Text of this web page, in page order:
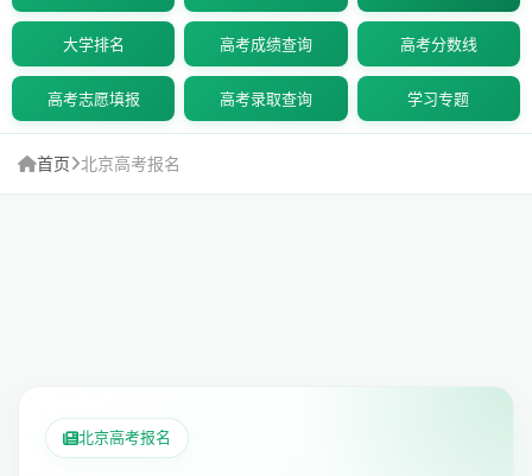
大学排名 高考成绩查询 高考分数线
高考志愿填报 高考录取查询 学习专题
首页 北京高考报名
北京高考报名